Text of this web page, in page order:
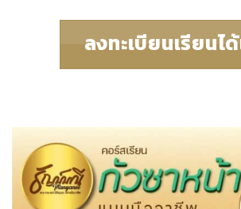
ลงทะเบียนเรียนไ